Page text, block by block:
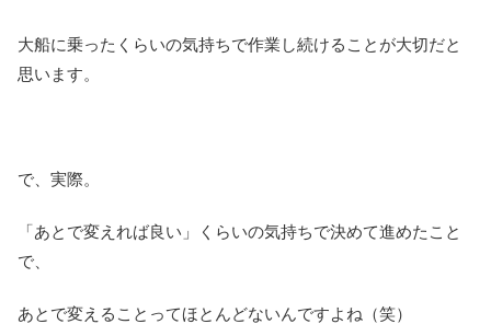
大船に乗ったくらいの気持ちで作業し続けることが大切だと
思います。
で、実際。
「あとで変えれば良い」くらいの気持ちで決めて進めたこと
で、
あとで変えることってほとんどないんですよね（笑）